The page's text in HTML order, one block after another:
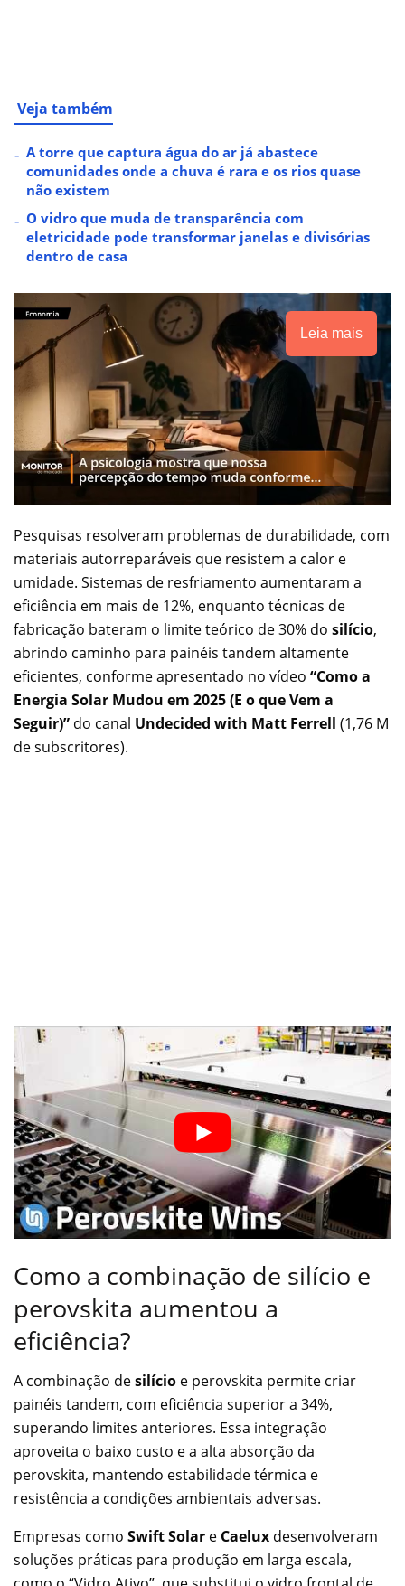
Veja também
A torre que captura água do ar já abastece
comunidades onde a chuva é rara e os rios quase
não existem
O vidro que muda de transparência com
eletricidade pode transformar janelas e divisórias
dentro de casa
Leia mais
Pesquisas resolveram problemas de durabilidade, com
materiais autorreparáveis que resistem a calor e
umidade. Sistemas de resfriamento aumentaram a
eficiência em mais de 12%, enquanto técnicas de
fabricação bateram o limite teórico de 30% do silício,
abrindo caminho para painéis tandem altamente
eficientes, conforme apresentado no vídeo “Como a
Energia Solar Mudou em 2025 (E o que Vem a
Seguir)” do canal Undecided with Matt Ferrell (1,76 M
de subscritores).
Como a combinação de silício e
perovskita aumentou a
eficiência?
A combinação desilício e perovskita permite criar
painéis tandem, com eficiência superior a 34%,
superando limites anteriores. Essa integração
aproveita o baixo custo e a alta absorção da
perovskita, mantendo estabilidade térmica e
resistência a condições ambientais adversas.
Empresas como Swift Solar e Caelux desenvolveram
soluções práticas para produção em larga escala,